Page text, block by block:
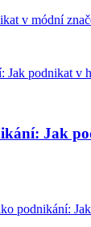
v módní
Jak
podnikání: